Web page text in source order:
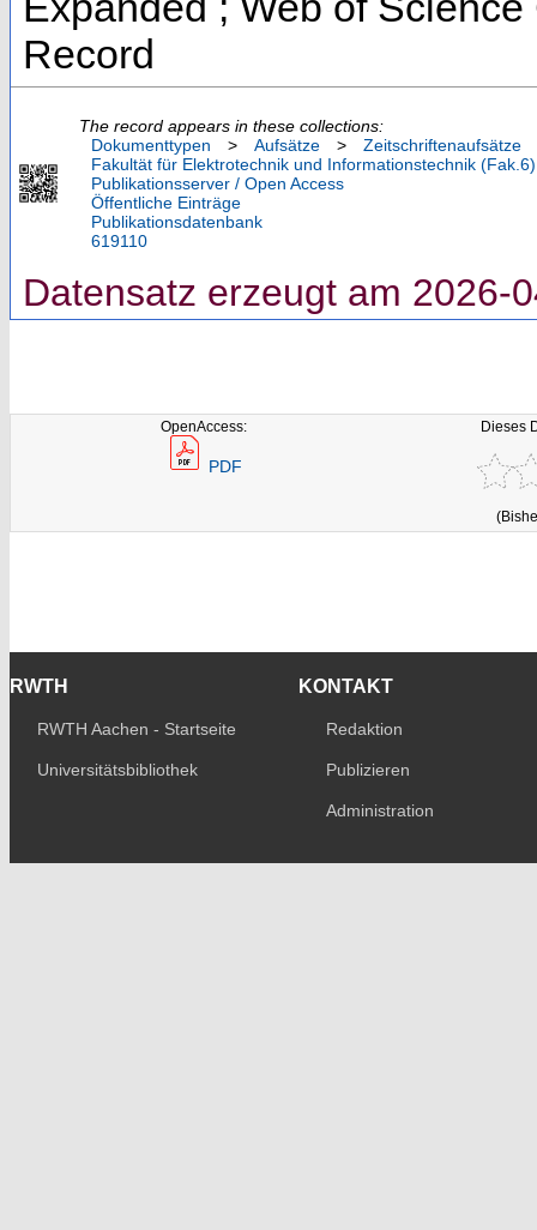
Record
The record appears in these collections:
Dokumenttypen
> Aufsätze >
Zeitschriftenaufsätze
Fakultät für Elektrotechnik und Informationstechnik (Fak.6)
Publikationsserver / Open Access
Öffentliche Einträge
Publikationsdatenbank
619110
Datensatz erzeugt am 2026-
OpenAccess:
PDF
Dieses
RWTH
RWTH Aachen - Startseite
Universitätsbibliothek
KONTAKT
Redaktion
Publizieren
Administration